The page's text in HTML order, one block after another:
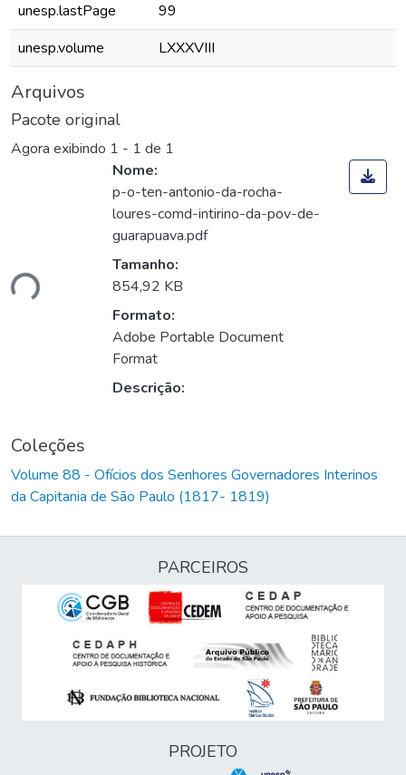
unesp.lastPage
99
unesp.volume
LXXXVIII
Arquivos
Pacote original
Agora exibindo 1 - 1 de 1
Nome:
p-o-ten-antonio-da-rocha-
loures-comd-intirino-da-pov-de-
guarapuava.pdf
Tamanho:
854,92 KB
Formato:
Adobe Portable Document
Format
Descrição:
Coleções
Volume 88 - Ofícios dos Senhores Governadores Interinos
da Capitania de São Paulo (1817- 1819)
PARCEIROS
PROJETO